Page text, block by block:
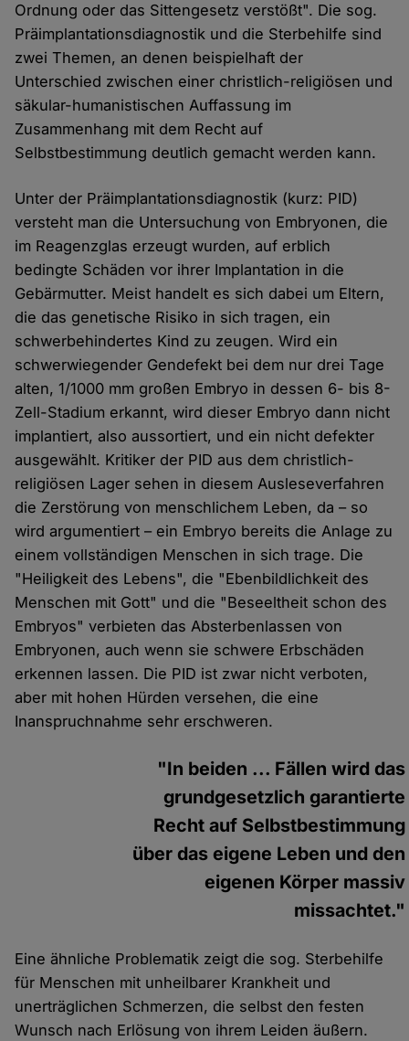
Ordnung oder das Sittengesetz verstößt". Die sog.
Präimplantationsdiagnostik und die Sterbehilfe sind
zwei Themen, an denen beispielhaft der
Unterschied zwischen einer christlich-religiösen und
säkular-humanistischen Auffassung im
Zusammenhang mit dem Recht auf
Selbstbestimmung deutlich gemacht werden kann.
Unter der Präimplantationsdiagnostik (kurz: PID)
versteht man die Untersuchung von Embryonen, die
im Reagenzglas erzeugt wurden, auf erblich
bedingte Schäden vor ihrer Implantation in die
Gebärmutter. Meist handelt es sich dabei um Eltern,
die das genetische Risiko in sich tragen, ein
schwerbehindertes Kind zu zeugen. Wird ein
schwerwiegender Gendefekt bei dem nur drei Tage
alten, 1/1000 mm großen Embryo in dessen 6- bis 8-
Zell-Stadium erkannt, wird dieser Embryo dann nicht
implantiert, also aussortiert, und ein nicht defekter
ausgewählt. Kritiker der PID aus dem christlich-
religiösen Lager sehen in diesem Ausleseverfahren
die Zerstörung von menschlichem Leben, da – so
wird argumentiert – ein Embryo bereits die Anlage zu
einem vollständigen Menschen in sich trage. Die
"Heiligkeit des Lebens", die "Ebenbildlichkeit des
Menschen mit Gott" und die "Beseeltheit schon des
Embryos" verbieten das Absterbenlassen von
Embryonen, auch wenn sie schwere Erbschäden
erkennen lassen. Die PID ist zwar nicht verboten,
aber mit hohen Hürden versehen, die eine
Inanspruchnahme sehr erschweren.
"In beiden ... Fällen wird das
grundgesetzlich garantierte
Recht auf Selbstbestimmung
über das eigene Leben und den
eigenen Körper massiv
missachtet."
Eine ähnliche Problematik zeigt die sog. Sterbehilfe
für Menschen mit unheilbarer Krankheit und
unerträglichen Schmerzen, die selbst den festen
Wunsch nach Erlösung von ihrem Leiden äußern.